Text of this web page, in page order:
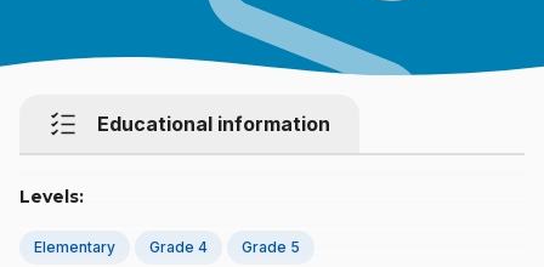
Educational information
Levels:
Elementary Grade 4 Grade 5